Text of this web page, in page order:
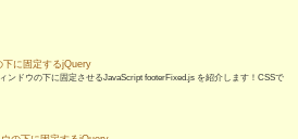
に固定するjQuery
ンドウの下に固定させるJavaScript footerFixed.js を紹介します！CSSで